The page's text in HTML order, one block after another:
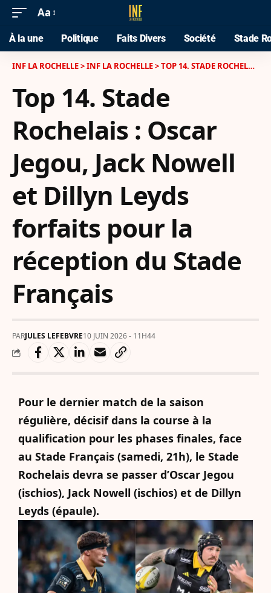
Aa
À la une Politique Faits Divers Société Stade
INF LA ROCHELLE>INF LA ROCHELLE>TOP 14. STADE ROCHELAIS : OSCAR JEGOU, JACK NOWELL ET DILLYN LEYDS FORFAITS POUR LA RÉCEPTION DU STADE FRANÇAIS
Top 14. Stade
Rochelais : Oscar
Jegou, Jack Nowell
et Dillyn Leyds
forfaits pour la
réception du Stade
Français
PARJULES LEFEBVRE10 JUIN 2026 - 11H44
Pour le dernier match de la saison
régulière, décisif dans la course à la
qualification pour les phases finales, face
au Stade Français (samedi, 21h), le Stade
Rochelais devra se passer d’Oscar Jegou
(ischios), Jack Nowell (ischios) et de Dillyn
Leyds (épaule).